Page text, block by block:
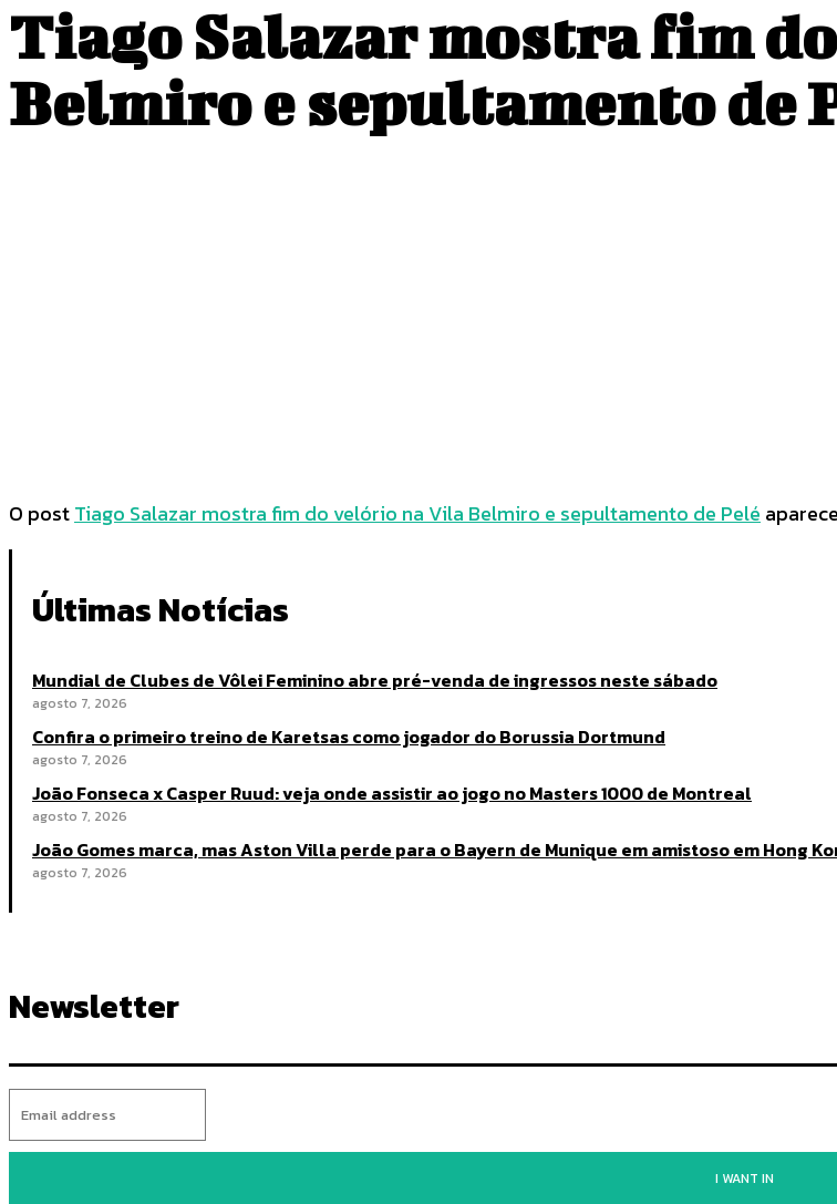
Tiago Salazar mostra fim
Belmiro e sepultamento de
O postTiago Salazar mostra fim do velório na Vila Belmiro e sepultamento de Pelé
Últimas Notícias
Mundial de Clubes de Vôlei Feminino abre pré-venda de ingressos neste sábado
agosto 7, 2026
Confira o primeiro treino de Karetsas como jogador do Borussia Dortmund
agosto 7, 2026
João Fonseca x Casper Ruud: veja onde assistir ao jogo no Masters 1000 de Montreal
agosto 7, 2026
João Gomes marca, mas Aston Villa perde para o Bayern de Munique em amistoso em Hong
agosto 7, 2026
Newsletter
I WANT IN